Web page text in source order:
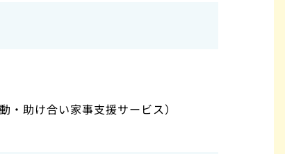
助け合い家事支援サービス）